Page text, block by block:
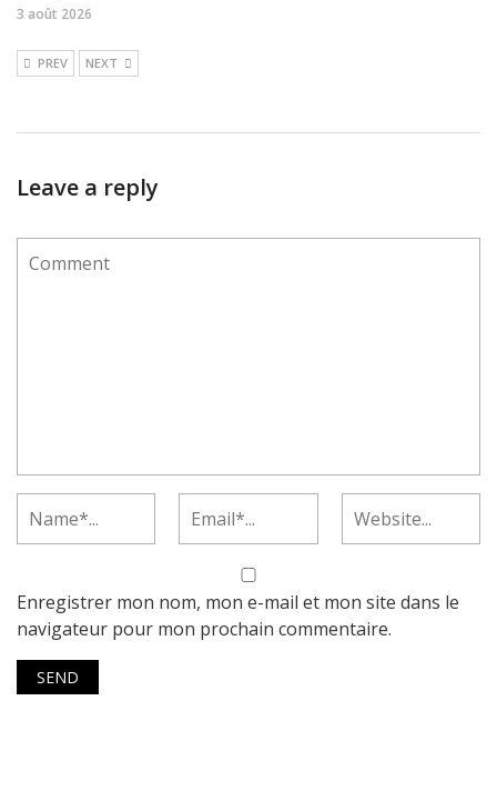
3 août 2026
PREV NEXT
Leave a reply
Enregistrer mon nom, mon e-mail et mon site dans le
navigateur pour mon prochain commentaire.